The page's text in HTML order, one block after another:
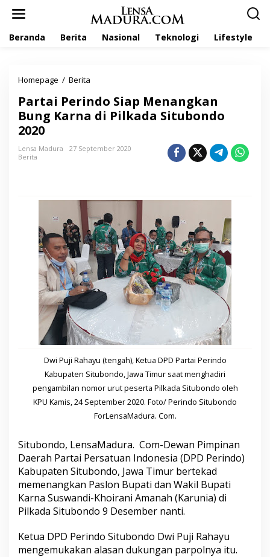
Beranda Berita Nasional Teknologi Lifestyle
Homepage / Berita
r
P
d
S
i
a
p
M
e
n
n
g
k
a
B
u
n
K
a
a
d
i
P
k
d
a
Partai Perindo Siap Menangkan
Bung Karna di Pilkada Situbondo
2020
Lensa Madura
27 September 2020
Berita
Dwi Puji Rahayu (tengah), Ketua DPD Partai Perindo
Kabupaten Situbondo, Jawa Timur saat menghadiri
pengambilan nomor urut peserta Pilkada Situbondo oleh
KPU Kamis, 24 September 2020. Foto/ Perindo Situbondo
ForLensaMadura. Com.
Situbondo, LensaMadura. Com-Dewan Pimpinan
Daerah Partai Persatuan Indonesia (DPD Perindo)
Kabupaten Situbondo, Jawa Timur bertekad
memenangkan Paslon Bupati dan Wakil Bupati
Karna Suswandi-Khoirani Amanah (Karunia) di
Pilkada Situbondo 9 Desember nanti.
Ketua DPD Perindo Situbondo Dwi Puji Rahayu
mengemukakan alasan dukungan parpolnya itu.